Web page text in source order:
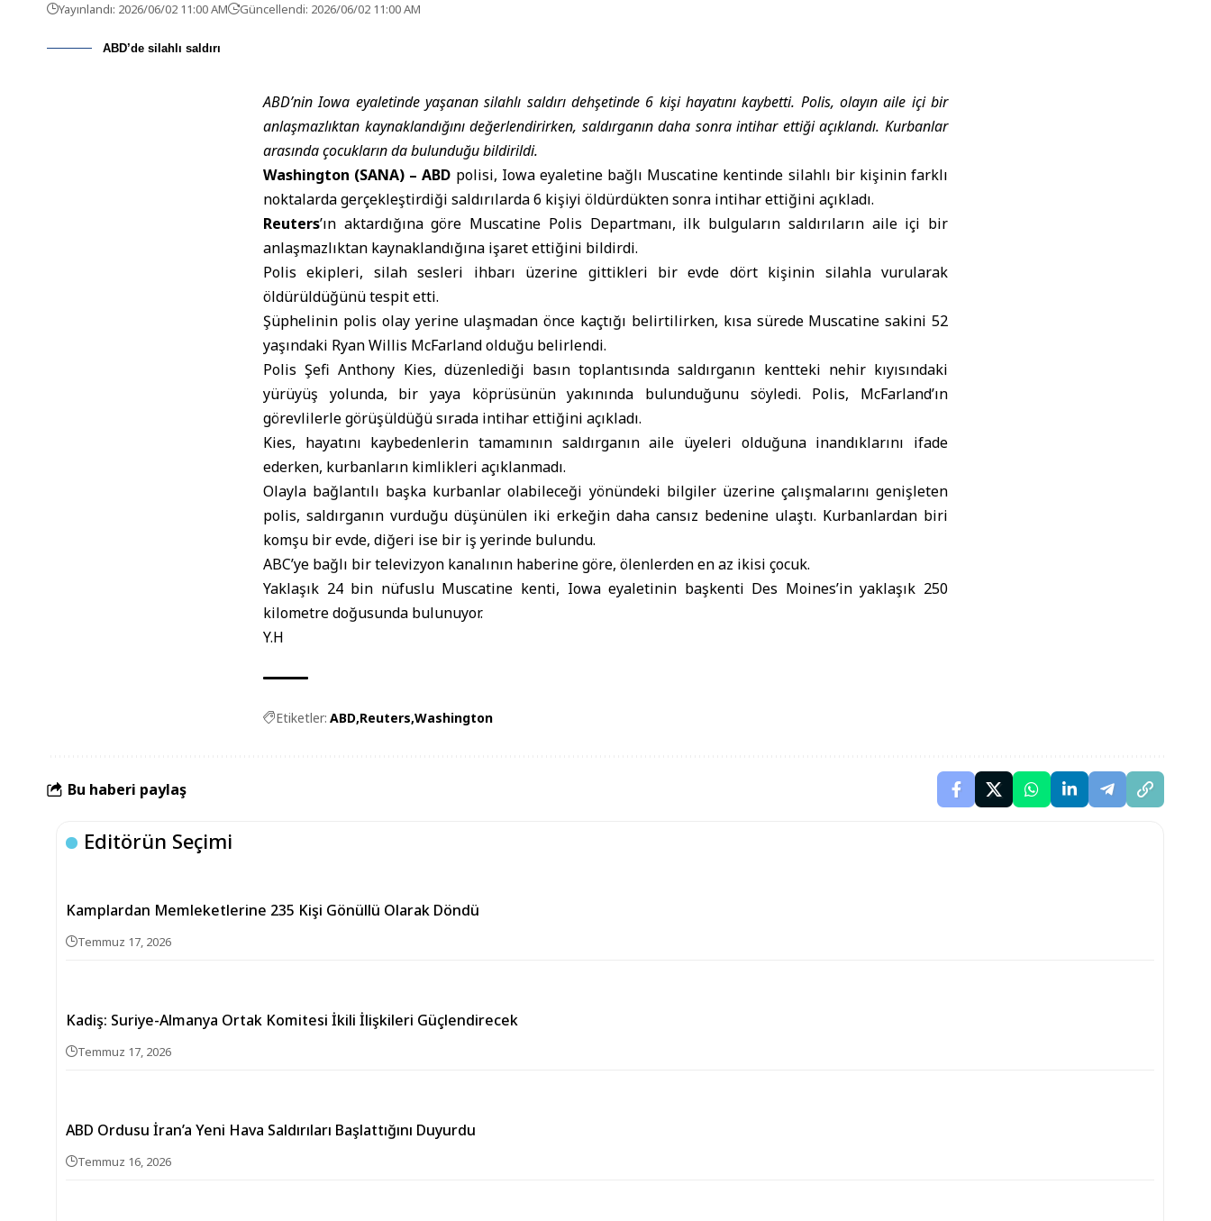
Yayınlandı: 2026/06/02 11:00 AM Güncellendi: 2026/06/02 11:00 AM
ABD’de silahlı saldırı
ABD’nin Iowa eyaletinde yaşanan silahlı saldırı dehşetinde 6 kişi hayatını kaybetti. Polis, olayın aile içi bir
anlaşmazlıktan kaynaklandığını değerlendirirken, saldırganın daha sonra intihar ettiği açıklandı. Kurbanlar
arasında çocukların da bulunduğu bildirildi.
Washington (SANA) –ABD polisi, Iowa eyaletine bağlı Muscatine kentinde silahlı bir kişinin farklı
noktalarda gerçekleştirdiği saldırılarda 6 kişiyi öldürdükten sonra intihar ettiğini açıkladı.
Reuters’ın aktardığına göre Muscatine Polis Departmanı, ilk bulguların saldırıların aile içi bir
anlaşmazlıktan kaynaklandığına işaret ettiğini bildirdi.
Polis ekipleri, silah sesleri ihbarı üzerine gittikleri bir evde dört kişinin silahla vurularak
öldürüldüğünü tespit etti.
Şüphelinin polis olay yerine ulaşmadan önce kaçtığı belirtilirken, kısa sürede Muscatine sakini 52
yaşındaki Ryan Willis McFarland olduğu belirlendi.
Polis Şefi Anthony Kies, düzenlediği basın toplantısında saldırganın kentteki nehir kıyısındaki
yürüyüş yolunda, bir yaya köprüsünün yakınında bulunduğunu söyledi. Polis, McFarland’ın
görevlilerle görüşüldüğü sırada intihar ettiğini açıkladı.
Kies, hayatını kaybedenlerin tamamının saldırganın aile üyeleri olduğuna inandıklarını ifade
ederken, kurbanların kimlikleri açıklanmadı.
Olayla bağlantılı başka kurbanlar olabileceği yönündeki bilgiler üzerine çalışmalarını genişleten
polis, saldırganın vurduğu düşünülen iki erkeğin daha cansız bedenine ulaştı. Kurbanlardan biri
komşu bir evde, diğeri ise bir iş yerinde bulundu.
ABC’ye bağlı bir televizyon kanalının haberine göre, ölenlerden en az ikisi çocuk.
Yaklaşık 24 bin nüfuslu Muscatine kenti, Iowa eyaletinin başkenti Des Moines’in yaklaşık 250
kilometre doğusunda bulunuyor.
Y.H
Etiketler: ABD Reuters Washington
Bu haberi paylaş
Editörün Seçimi
Kamplardan Memleketlerine 235 Kişi Gönüllü Olarak Döndü
Temmuz 17, 2026
Kadiş: Suriye-Almanya Ortak Komitesi İkili İlişkileri Güçlendirecek
Temmuz 17, 2026
ABD Ordusu İran’a Yeni Hava Saldırıları Başlattığını Duyurdu
Temmuz 16, 2026